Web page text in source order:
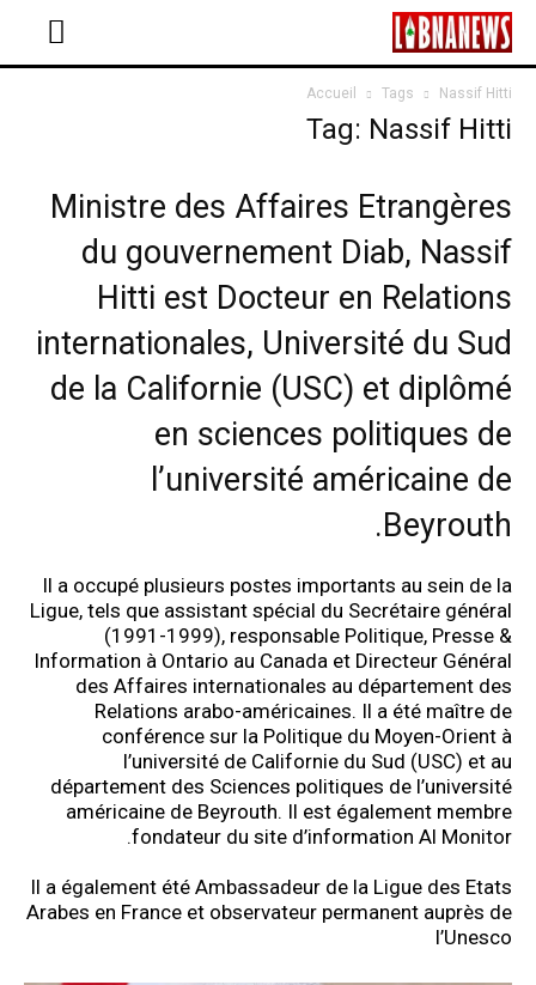
Accueil Tags Nassif Hitti
Tag: Nassif Hitti
Ministre des Affaires Etrangères
du gouvernement Diab, Nassif
Hitti est Docteur en Relations
internationales, Université du Sud
de la Californie (USC) et diplômé
en sciences politiques de
l’université américaine de
Beyrouth.
Il a occupé plusieurs postes importants au sein de la
Ligue, tels que assistant spécial du Secrétaire général
(1991-1999), responsable Politique, Presse &
Information à Ontario au Canada et Directeur Général
des Affaires internationales au département des
Relations arabo-américaines. Il a été maître de
conférence sur la Politique du Moyen-Orient à
l’université de Californie du Sud (USC) et au
département des Sciences politiques de l’université
américaine de Beyrouth. Il est également membre
fondateur du site d’information Al Monitor.
Il a également été Ambassadeur de la Ligue des Etats
Arabes en France et observateur permanent auprès de
l’Unesco